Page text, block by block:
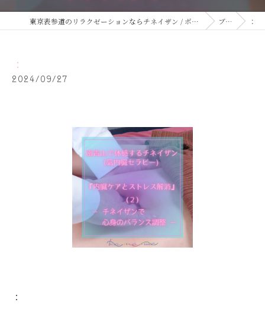
東京表参道のリラクゼーションならチネイザン / ボディ & マインドケアサロン ka-na-me ブログ ：
：
2024/09/27
：